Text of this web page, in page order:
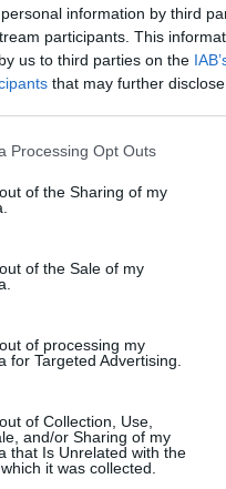
information by third
participants. This
us to third parties on the
that may further
website/app uses one or
or usage behaviour. You
to Google and its third-party
specified purposes in
Processing Opt Outs
of the Sharing of my
of the Sale of my
of processing my
for Targeted Advertising.
of Collection, Use,
and/or Sharing of my
that Is Unrelated with the
it was collected.
és Zámbó Tihamérral
Zámbó Krisztián
a családot: velük tartott
Adrián is.